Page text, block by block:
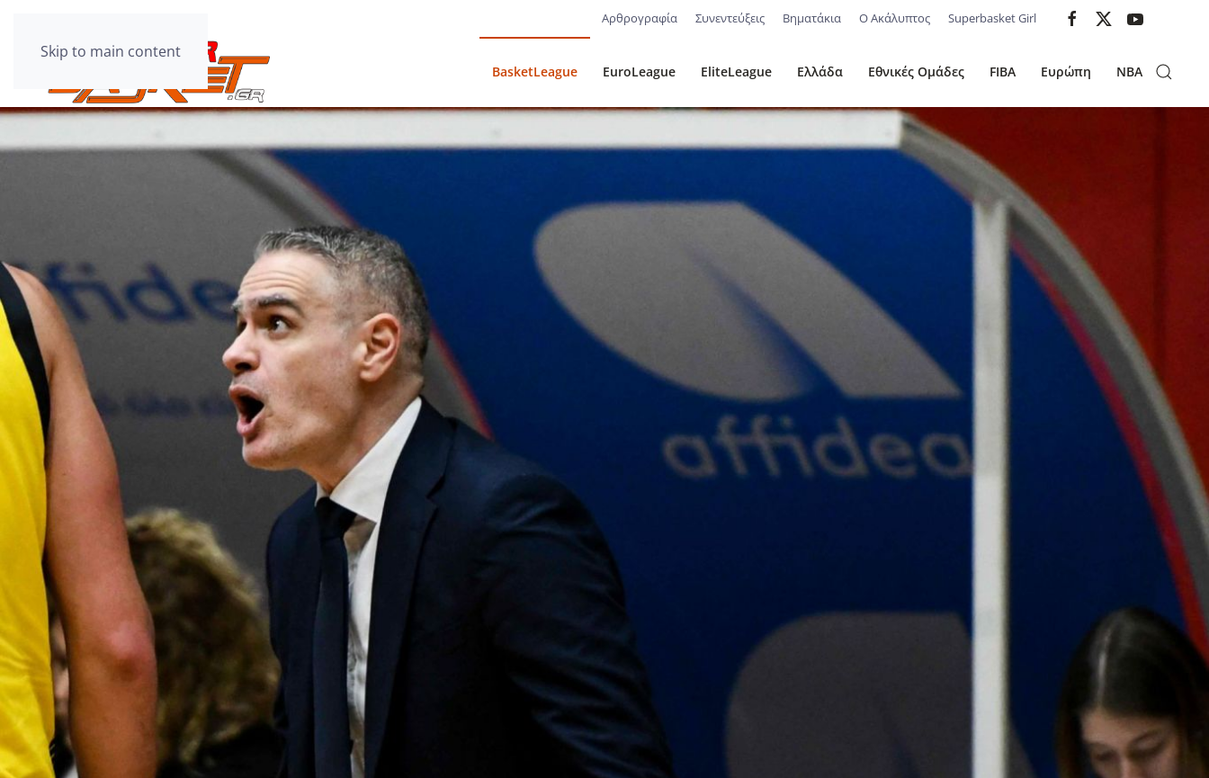
Skip to main content
Αρθρογραφία Συνεντεύξεις Βηματάκια Ο Ακάλυπτος Superbasket Girl
BasketLeague EuroLeague EliteLeague Ελλάδα Εθνικές Ομάδες FIBA Ευρώπη NBA